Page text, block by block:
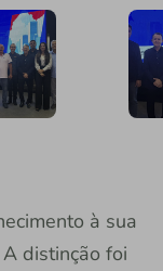
à sua
distinção foi